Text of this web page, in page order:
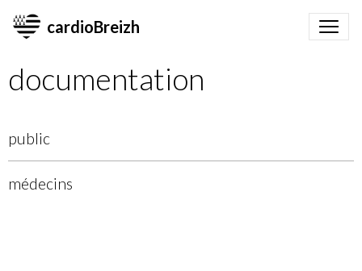
cardioBreizh
documentation
public
médecins